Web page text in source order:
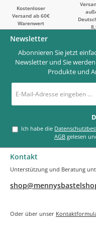
Kostenloser
Versand ab 60€
Warenwert
Newsletter
Abonnieren Sie jetzt
Newsletter und Sie
Produkte und
Mail-
*
Ich habe die
AGB gelesen
Kontakt
Unterstützung und Beratung
Oder über unser